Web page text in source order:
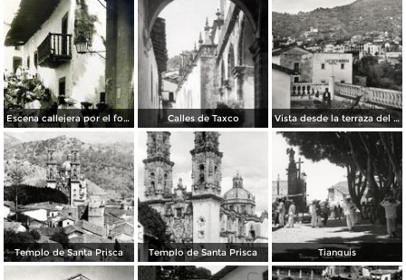
Escena callejera por el fotografo Hugo Brehme. Calles de Taxco Vista desde la terraza del Hotel Taxqueño
Templo de Santa Prisca Templo de Santa Prisca Tianguis